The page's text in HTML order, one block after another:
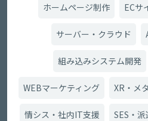
ホームページ制作 ECサ
サーバー・クラウド
組み込みシステム開発
WEBマーケティング XR・メ
情シス・社内IT支援 SES・派